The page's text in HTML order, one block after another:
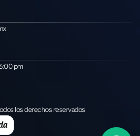
pm
los derechos reservados